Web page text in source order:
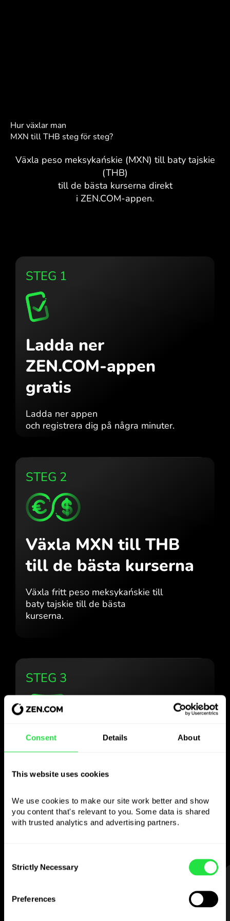
Consent Details About
This website uses cookies
We use cookies to make our site work better and show
you content that's relevant to you. Some data is shared
with trusted analytics and advertising partners.
Selection
Strictly Necessary
Preferences
Hur växlar man
MXN till THB steg för steg?
Växla peso meksykańskie (MXN) till baty tajskie
(THB)
till de bästa kurserna direkt
i ZEN.COM-appen.
STEG 1
Ladda ner
ZEN.COM-appen
gratis
Ladda ner appen
och registrera dig på några minuter.
STEG 2
Växla MXN till THB
till de bästa kurserna
Växla fritt peso meksykańskie till
baty tajskie till de bästa
kurserna.
STEG 3
Använd den valda
som du vill
Skicka pengar utomlands,
ta ut från bankomater utan